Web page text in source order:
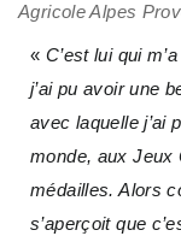
Agricole Alpes
« C’est lui qui
j’ai pu avoir une
avec laquelle j’ai
monde, aux Jeux
médailles. Alors
s’aperçoit que